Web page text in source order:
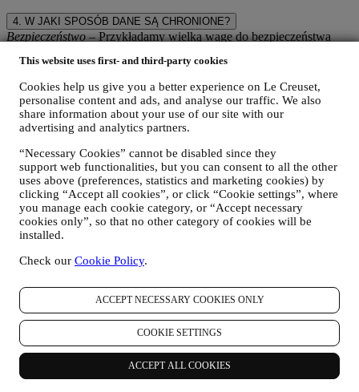
This website uses first- and third-party cookies
Cookies help us give you a better experience on Le Creuset,
personalise content and ads, and analyse our traffic. We also
share information about your use of our site with our
advertising and analytics partners.
“Necessary Cookies” cannot be disabled since they
support web functionalities, but you can consent to all the other
uses above (preferences, statistics and marketing cookies) by
clicking “Accept all cookies”, or click “Cookie settings”, where
you manage each cookie category, or “Accept necessary
cookies only”, so that no other category of cookies will be
installed.
Check our Cookie Policy.
ACCEPT NECESSARY COOKIES ONLY
COOKIE SETTINGS
ACCEPT ALL COOKIES
4. W JAKI SPOSÓB DANE SĄ CHRONIONE?
Bezpieczeństwo– Przykładamy wielką wagę do bezpieczeństwa
kroki, aby zapewnić, że dane użytkownika są przechowywane w
sposób bezpieczny, wykorzystywane wyłącznie do celów
wskazanych w niniejszej informacji o ochronie prywatności (a nie w
innych celach) oraz można uzyskiwać do nich dostęp albo usuwać
je na żądanie. Stosujemy organizacyjne, techniczne i
administracyjne środki bezpieczeństwa, aby lepiej chronić dane
osobowe użytkownika przed utratą, niewłaściwym wykorzystaniem
i zmianą. Chociaż nie możemy zagwarantować, że nigdy nie dojdzie
do tego rodzaju zdarzeń, dokładamy wszelkich starań, aby im
zapobiec.
Gdzie– Aby świadczyć na rzecz użytkownika usługi opisane
powyżej, jego dane osobowe mogą być przetwarzane albo
przechowywane zarówno w kraju jego zamieszkania, jak i poza
Gospodarczego (EOG). Biorąc pod uwagę globalny charakter
partnerzy Le Creuset, działający w charakterze podmiotów
przetwarzających, mogą uzyskiwać dostęp do danych osobowych
użytkownika i mają siedzibę w krajach innych niż kraj zamieszkania
użytkownika albo w krajach spoza EOG. Każdorazowo dane
użytkownika mogą być przekazywane wyłącznie do krajów spoza
EOG oferujących odpowiedni poziom ochrony w uznaniu
europejskiego prawa (jak na przykład Szwajcaria, gdzie Le Creuset